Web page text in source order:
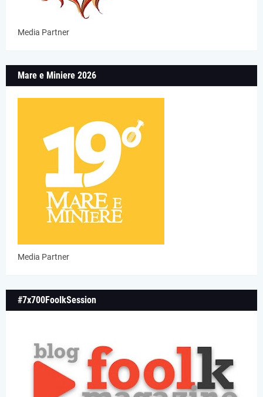
Media Partner
Mare e Miniere 2026
Media Partner
#7x700FoolkSession